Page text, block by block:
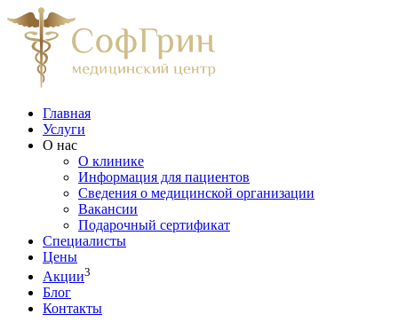
Главная
Услуги
О нас
О клинике
Информация для пациентов
Сведения о медицинской организации
Вакансии
Подарочный сертификат
Специалисты
Цены
Акции3
Блог
Контакты